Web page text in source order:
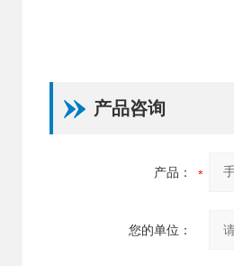
产品咨询
产品：
您的单位：